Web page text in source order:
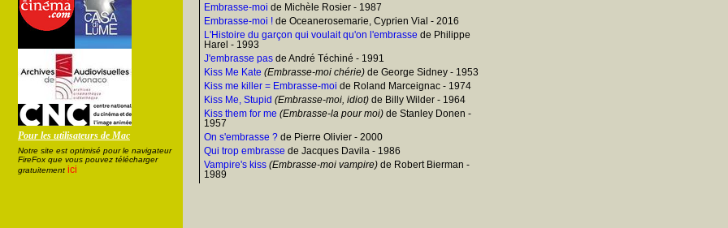
Pour les utilisateurs de Mac
Notre site est optimisé pour le navigateur
FireFox que vous pouvez télécharger
gratuitement ici
Embrasse-moi de Michèle Rosier - 1987
Embrasse-moi ! de Oceanerosemarie, Cyprien Vial - 2016
L'Histoire du garçon qui voulait qu'on l'embrasse de Philippe
Harel - 1993
J'embrasse pas de André Téchiné - 1991
Kiss Me Kate (Embrasse-moi chérie) de George Sidney - 1953
Kiss me killer = Embrasse-moi de Roland Marceignac - 1974
Kiss Me, Stupid (Embrasse-moi, idiot) de Billy Wilder - 1964
Kiss them for me (Embrasse-la pour moi) de Stanley Donen -
1957
On s'embrasse ? de Pierre Olivier - 2000
Qui trop embrasse de Jacques Davila - 1986
Vampire's kiss (Embrasse-moi vampire) de Robert Bierman -
1989